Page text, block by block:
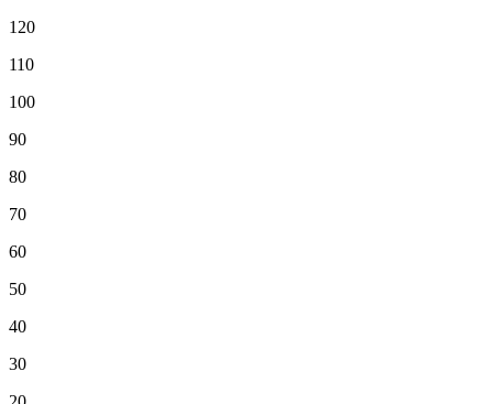
120
110
100
90
80
70
60
50
40
30